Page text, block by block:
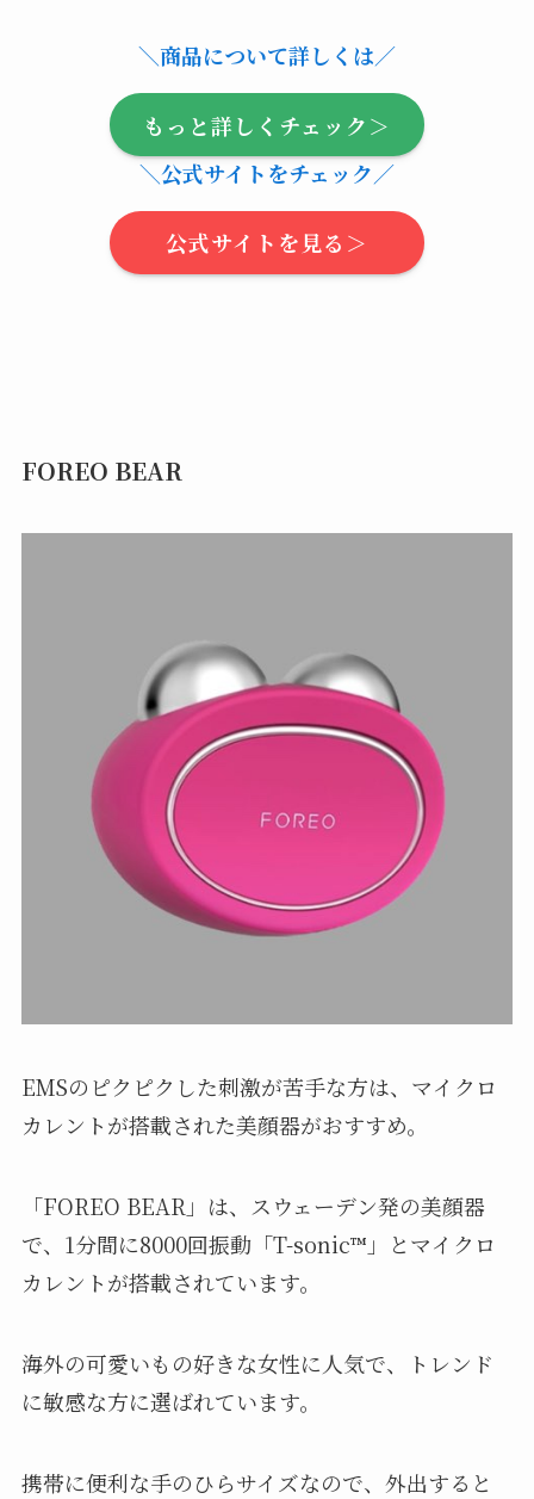
＼商品について詳しくは／
もっと詳しくチェック＞
＼公式サイトをチェック／
公式サイトを見る＞
FOREO BEAR
EMSのピクピクした刺激が苦手な方は、マイクロ
カレントが搭載された美顔器がおすすめ。
「FOREO BEAR」は、スウェーデン発の美顔器
で、1分間に8000回振動「T-sonic™」とマイクロ
カレントが搭載されています。
海外の可愛いもの好きな女性に人気で、トレンド
に敏感な方に選ばれています。
携帯に便利な手のひらサイズなので、外出すると